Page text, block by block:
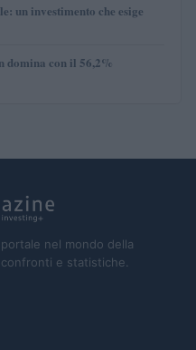
un investimento che esige
domina con il 56,2%
nel mondo della
e statistiche.